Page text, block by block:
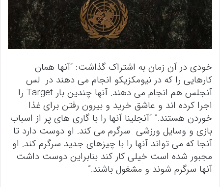
خودی در آن زمان به اشتراک گذاشت: “آنها همان
کارهایی را که در نیومکزیکو انجام می دهند در لس
آنجلس هم انجام می دهند. آنها چندین بار Target را
اجرا کرده اند و عاشق خرید و بیرون رفتن برای غذا
خوردن هستند.” “آنجلینا آنها را با گاری های پر از اسباب
بازی و وسایل ورزشی سرگرم می کند. او دوست دارد تا
آنجا که می تواند آنها را با چیزهای جدید سرگرم کند. او
مجبور شده است خیلی کار کند بنابراین دوست داشت
آنها سرگرم شوند و مشغول باشند.”